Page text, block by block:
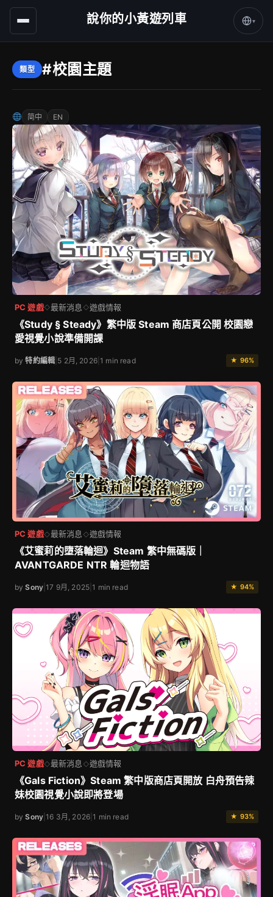
說你的小黃遊列車 ▾
類型 #校園主題
简中 EN
PC 遊戲◇最新消息 ◇遊戲情報
《Study § Steady》繁中版 Steam 商店頁公開 校園戀
愛視覺小說準備開課
by特約編輯 5 2月, 2026|1 min read ★ 96%
PC 遊戲◇最新消息 ◇遊戲情報
《艾蜜莉的墮落輪迴》Steam 繁中無碼版｜
AVANTGARDE NTR 輪迴物語
bySony |17 9月, 2025 |1 min read ★ 94%
PC 遊戲◇最新消息 ◇遊戲情報
《Gals Fiction》Steam 繁中版商店頁開放 白舟預告辣
妹校園視覺小說即將登場
bySony |16 3月, 2026 |1 min read ★ 93%